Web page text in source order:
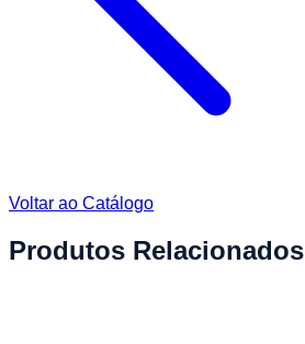
Voltar ao Catálogo
Produtos Relacionados